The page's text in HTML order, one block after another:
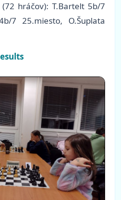
hráčov): T.Bartelt 5b/7
7 25.miesto, O.Šuplata